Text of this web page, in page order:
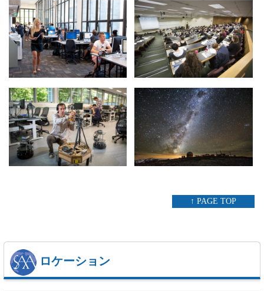
↑ PAGE TOP
ロケーション